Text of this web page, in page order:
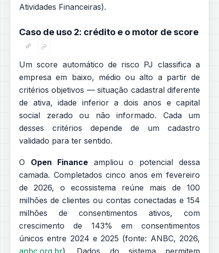
Atividades Financeiras).
Caso de uso 2: crédito e o motor de score
Um score automático de risco PJ classifica a
empresa em baixo, médio ou alto a partir de
critérios objetivos — situação cadastral diferente
de ativa, idade inferior a dois anos e capital
social zerado ou não informado. Cada um
desses critérios depende de um cadastro
validado para ter sentido.
O Open Financeampliou o potencial dessa
camada. Completados cinco anos em fevereiro
de 2026, o ecossistema reúne mais de 100
milhões de clientes ou contas conectadas e 154
milhões de consentimentos ativos, com
crescimento de 143% em consentimentos
únicos entre 2024 e 2025 (fonte: ANBC, 2026,